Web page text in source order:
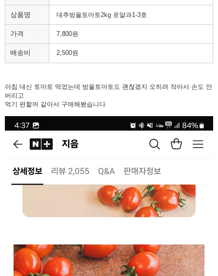
상품명 대추방울토마토2kg 로얄과1-3호
가격 7,800원
배송비 2,500원
아침 대신 토마토 먹었는데 방울토마토도 괜찮겠지 오히려 작아서 손도 안
버리고
먹기 편할꺼 같아서 구매해봤습니다